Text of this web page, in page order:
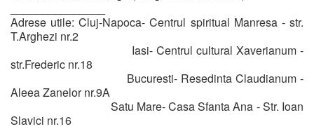
Adrese utile: Cluj-Napoca- Centrul spiritual Manresa - str.
T.Arghezi nr.2
Iasi- Centrul cultural Xaverianum -
str.Frederic nr.18
Bucuresti- Resedinta Claudianum -
Aleea Zanelor nr.9A
Satu Mare- Casa Sfanta Ana - Str. Ioan
Slavici nr.16